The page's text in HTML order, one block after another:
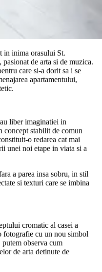
in inima orasului St.
de arta si de muzica.
care si-a dorit sa i se
apartamentului,
liber imaginatiei in
concept stabilit de comun
o redarea cat mai
unei noi etape in viata si a
a parea insa sobru, in stil
si texturi care se imbina
cromatic al casei a
fotografie cu un nou simbol
observa cum
de arta detinute de